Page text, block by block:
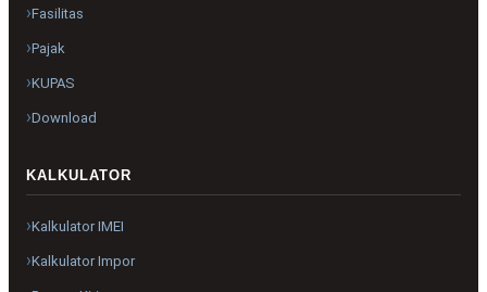
Fasilitas
Pajak
KUPAS
Download
KALKULATOR
Kalkulator IMEI
Kalkulator Impor